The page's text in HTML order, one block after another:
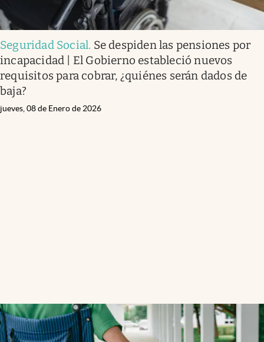
Seguridad Social. Se despiden las pensiones por
incapacidad | El Gobierno estableció nuevos
requisitos para cobrar, ¿quiénes serán dados de
baja?
jueves, 08 de Enero de 2026